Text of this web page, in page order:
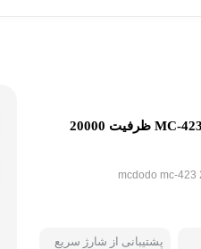
پاوربانک
پاوربانک 22.5 وات مک دودو مدل MC-423 ظرفیت 20000
mcdodo mc-423
پشتیبانی از شارژ سریع